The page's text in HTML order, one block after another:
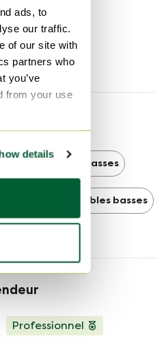
ads, to
our traffic.
of our site with
partners who
you’ve
from your use
details
Tables basses
basses Tables basses
Professionnel